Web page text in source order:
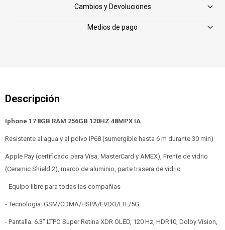
Cambios y Devoluciones
Medios de pago
Iphone 17 8GB RAM 256GB 120HZ 48MPX IA
Resistente al agua y al polvo IP68 (sumergible hasta 6 m durante 30 min)
Apple Pay (certificado para Visa, MasterCard y AMEX), Frente de vidrio
(Ceramic Shield 2), marco de aluminio, parte trasera de vidrio
- Equipo libre para todas las compañías
- Tecnología: GSM/CDMA/HSPA/EVDO/LTE/5G
- Pantalla: 6.3" LTPO Super Retina XDR OLED, 120 Hz, HDR10, Dolby Vision,